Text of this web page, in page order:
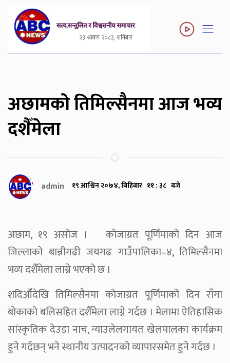
२३ श्रावण २०८३, शनिबार
अछामको तिमिल्सैनमा आज भव्य
दशैँमेला
admin १९ आश्विन २०७४, बिहिबार ११ : ३८ बजे
अछाम, १९ असोज । कोजाग्रत पूर्णिमाको दिन आज
जिल्लाको बान्नीगढी जयगढ गाउँपालिका–४, तिमिल्सैनमा
भव्य दशैँमेला लाग्ने भएको छ ।
शदिऔँदेखि तिमिल्सैनमा कोजाग्रत पूर्णिमाको दिन राँगा
बोकाको बलिसहित दशैँमेला लाग्ने गर्दछ । मेलामा ऐतिहासिक
सांस्कृतिक देउडा नाच, न्याउलेलगायत खेलमालका कार्यक्रम
हुने गर्दछन् भने स्थानीय उत्पादनको व्यापारसमेत हुने गर्दछ ।